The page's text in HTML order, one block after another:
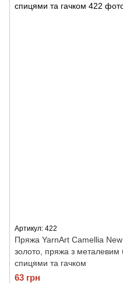
Артикул: 422
Пряжа YarnArt Camellia
золото, пряжа з металевим
спицями та гачком
63 грн